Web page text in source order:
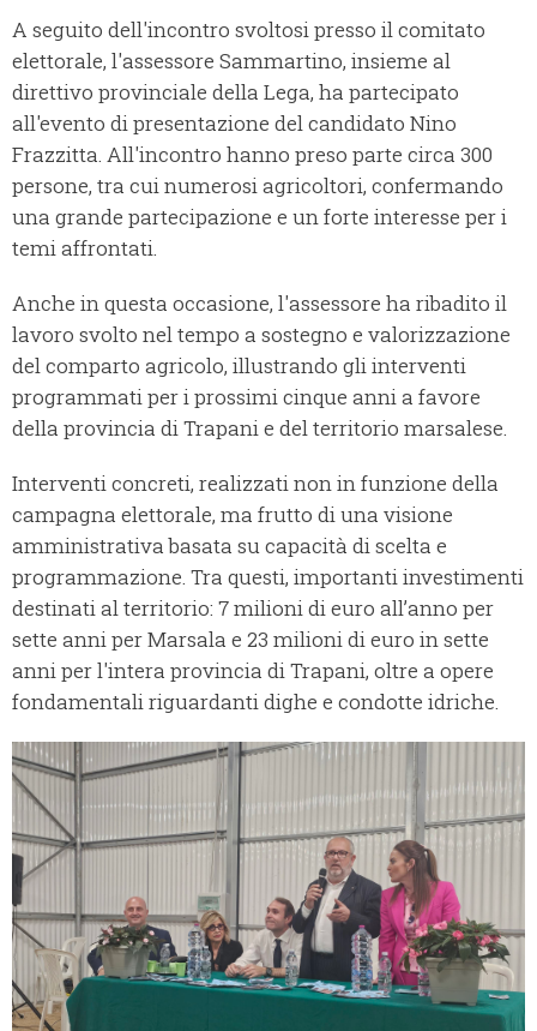
A seguito dell'incontro svoltosi presso il comitato
elettorale, l'assessore Sammartino, insieme al
direttivo provinciale della Lega, ha partecipato
all'evento di presentazione del candidato Nino
Frazzitta. All'incontro hanno preso parte circa 300
persone, tra cui numerosi agricoltori, confermando
una grande partecipazione e un forte interesse per i
temi affrontati.
Anche in questa occasione, l'assessore ha ribadito il
lavoro svolto nel tempo a sostegno e valorizzazione
del comparto agricolo, illustrando gli interventi
programmati per i prossimi cinque anni a favore
della provincia di Trapani e del territorio marsalese.
Interventi concreti, realizzati non in funzione della
campagna elettorale, ma frutto di una visione
amministrativa basata su capacità di scelta e
programmazione. Tra questi, importanti investimenti
destinati al territorio: 7 milioni di euro all’anno per
sette anni per Marsala e 23 milioni di euro in sette
anni per l'intera provincia di Trapani, oltre a opere
fondamentali riguardanti dighe e condotte idriche.